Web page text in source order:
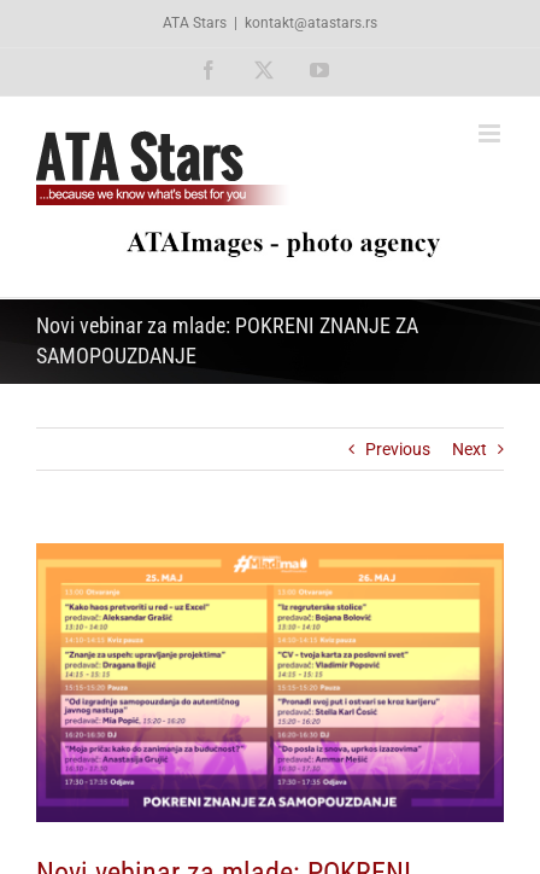
ATA Stars kontakt@atastars.rs
Facebook YouTube
Novi vebinar za mlade: POKRENI ZNANJE ZA
SAMOPOUZDANJE
Previous Next
Larger
Image